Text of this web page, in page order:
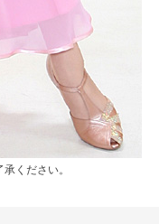
ください。